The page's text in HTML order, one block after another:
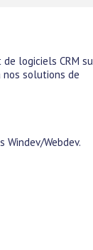
logiciels CRM
solutions de
Webdev.